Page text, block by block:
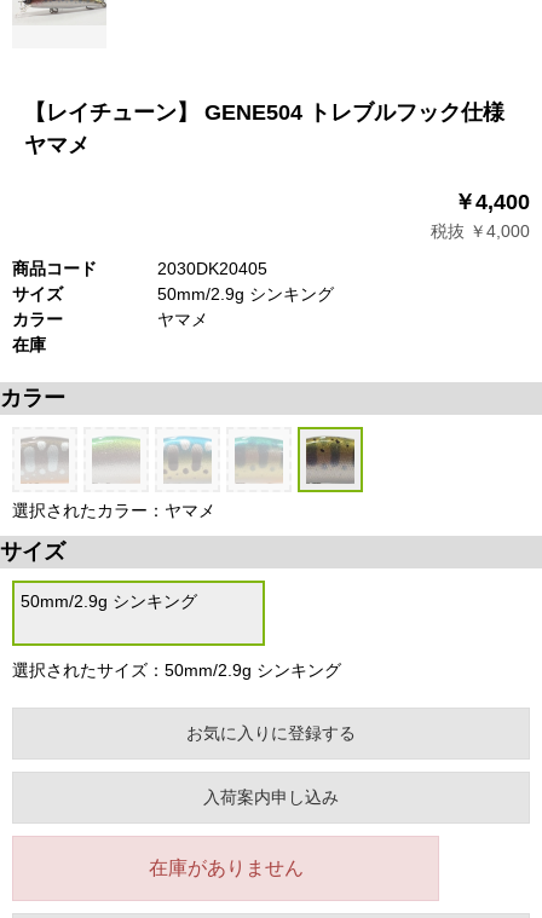
【レイチューン】 GENE504 トレブルフック仕様
ヤマメ
￥4,400
税抜 ￥4,000
商品コード
2030DK20405
サイズ
50mm/2.9g シンキング
カラー
ヤマメ
在庫
カラー
選択されたカラー：ヤマメ
サイズ
50mm/2.9g シンキング
選択されたサイズ：50mm/2.9g シンキング
お気に入りに登録する
入荷案内申し込み
在庫がありません